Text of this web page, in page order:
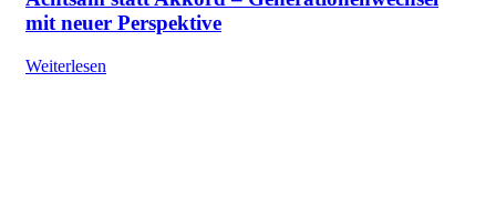
mit neuer Perspektive
Weiterlesen